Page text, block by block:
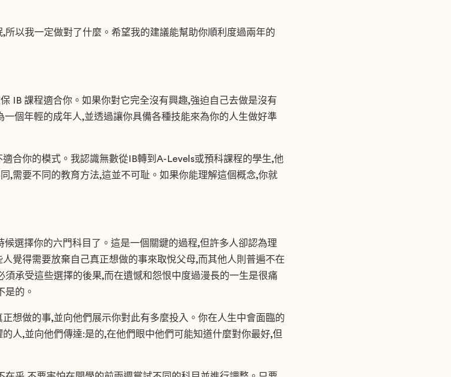
以我一定做對了什麼。希望我的建議能幫助你順利度過兩年的
IB 課程適合你。如果你對它完全沒有興趣,強迫自己去做是沒有
個年輕的成年人,並透過讓你具備各種技能來為你的人生做好準
合你的模式。我認識無數從IB轉到A-Levels或預科課程的學生,他
,需要不同的教育方法,這並不可耻。如果你能理解這個概念,你就
選擇你的六門科目了。這是一個關鍵的過程,但許多人卻認為理
覺得需要放棄自己真正想做的事來取悅父母,而其他人則普遍不在
承受這些選擇的後果,而在遺憾和怨恨中度過漫長的一生是很痛
是的。
想做的事,並向他們展示你對此有多麼投入。你在人生中會面臨的
人,並向他們傳達:是的,在他們眼中他們可能知道什麼對你最好,但